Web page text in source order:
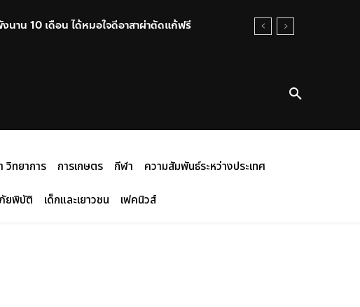
าน 10 เดือน ได้หมอใจดีอาสาผ่าตัดแก้ฟรี
สาหัส2 เร่งสอบเส้นทางอาวุธ-แรงจูงใจ
วิทยาการ การเกษตร กีฬา
ความสัมพันธ์ระหว่างประเทศ
ยพิบัติ เด็กและเยาวชน เฟคนิวส์